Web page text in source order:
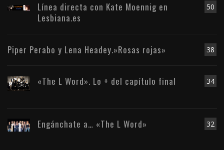
50
Línea directa con Kate Moennig en
Lesbiana.es
38
Piper Perabo y Lena Headey.»Rosas rojas»
34
«The L Word». Lo + del capítulo final
32
Engánchate a… «The L Word»